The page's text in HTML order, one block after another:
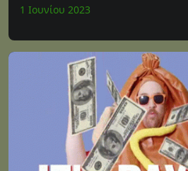
1 Ιουνίου 2023